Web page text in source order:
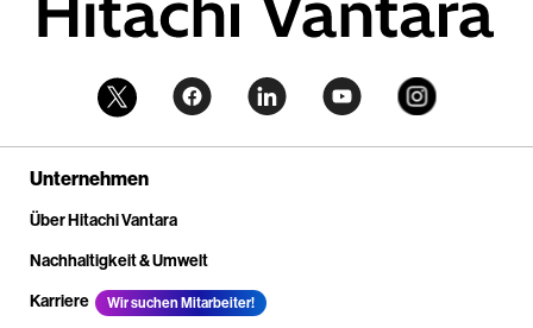
Unternehmen
Über Hitachi Vantara
Nachhaltigkeit & Umwelt
Karriere
Wir suchen Mitarbeiter!